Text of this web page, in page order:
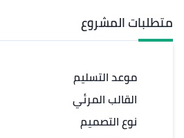
متطلبات المشروع
موعد التسليم
القالب المرئي
نوع التصميم